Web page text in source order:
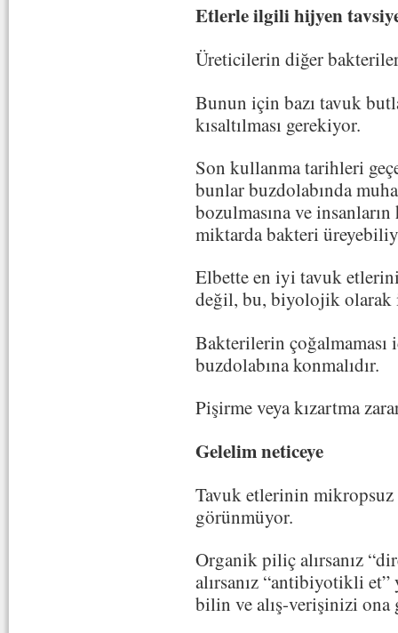
Etlerle ilgili hijyen
Üreticilerin diğer
Bunun için bazı tavuk
kısaltılması gerekiyor.
Son kullanma tarihleri
bunlar buzdolabında
bozulmasına ve
miktarda bakteri
Elbette en iyi tavuk
değil, bu, biyolojik olarak
Bakterilerin çoğalmaması
buzdolabına konmalıdır.
Pişirme veya kızartma
Gelelim neticeye
Tavuk etlerinin
görünmüyor.
Organik piliç alırsanız
alırsanız “antibiyotikli
bilin ve alış-verişinizi ona